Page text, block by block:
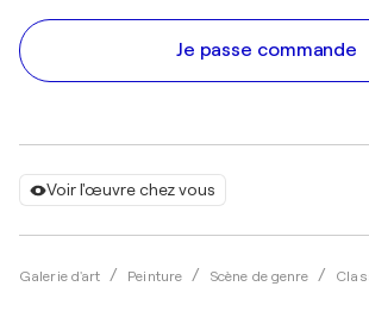
Voir l'œuvre chez vous
Galerie d'art Peinture Scène de genre
Je passe commande